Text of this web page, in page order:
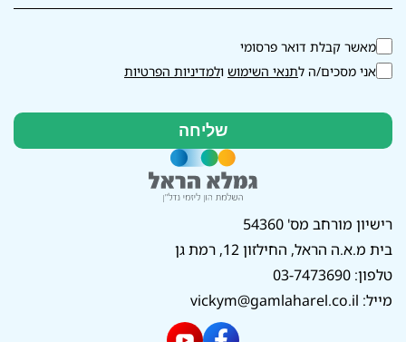
רישיון מורחב מס' 54360
בית מ.א.ה הראל, החילזון 12, רמת גן
טלפון: 03-7473690
מייל: vickym@gamlaharel.co.il
מאשר קבלת דואר פרסומי
אני מסכים/ה לתנאי השימוש ולמדיניות הפרטיות